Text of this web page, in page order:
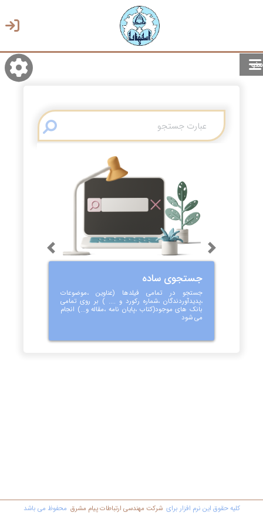
منو
انتخاب زبان
جستجوی ساده
جستجو در تمامی فیلدها (عناوین ،موضوعات
،پدیدآوردندگان ،شماره رکورد و .... ) بر روی تمامی
بانک های موجود(کتاب ،پایان نامه ،مقاله و...) انجام
می شود
Previous Next
کليه حقوق اين نرم افزار برای شرکت مهندسي ارتباطات پیام مشرق محفوظ مي باشد